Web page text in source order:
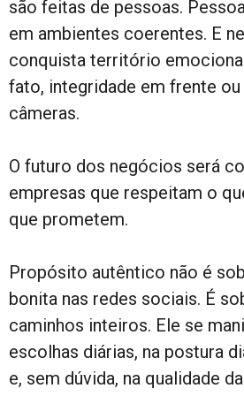
são feitas de pessoas.
em ambientes coerentes. E
conquista território
fato, integridade em frente
câmeras.
O futuro dos negócios será
empresas que respeitam o
que prometem.
Propósito autêntico não é
bonita nas redes sociais. É
caminhos inteiros. Ele se
escolhas diárias, na postura
e, sem dúvida, na qualidade